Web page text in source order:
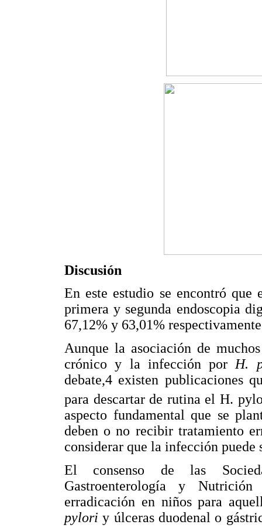
Discusión
En este estudio se encontró
primera y segunda endoscopia
67,12% y 63,01%
Aunque la asociación de
crónico y la infección por H.
debate,4 existen publicaciones
para descartar de rutina el H.
aspecto fundamental que se
deben o no recibir tratamiento
considerar que la infección puede
El consenso de las
Gastroenterología y
erradicación en niños para
pylori y úlceras duodenal o